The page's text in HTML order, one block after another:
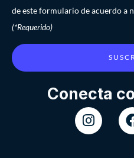
de este formulario de acuerdo a
(*Requerido)
Conecta